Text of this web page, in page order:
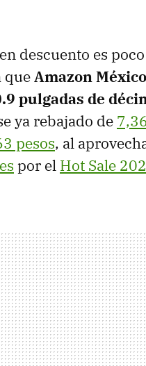
descuento es
queAmazon México
pulgadas de
ya rebajado de
pesos, al
por el Hot Sale